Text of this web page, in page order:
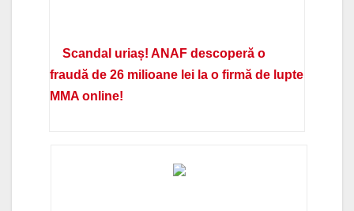
Scandal uriaș! ANAF descoperă o
fraudă de 26 milioane lei la o firmă de lupte
MMA online!